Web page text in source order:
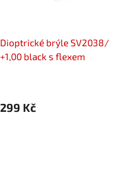
Dioptrické brýle SV2038/
+1,00 black s flexem
299 Kč